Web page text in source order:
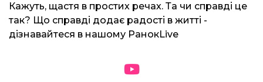
Кажуть, щастя в простих речах. Та чи справді це
так? Що справді додає радості в житті -
дізнавайтеся в нашому РанокLive